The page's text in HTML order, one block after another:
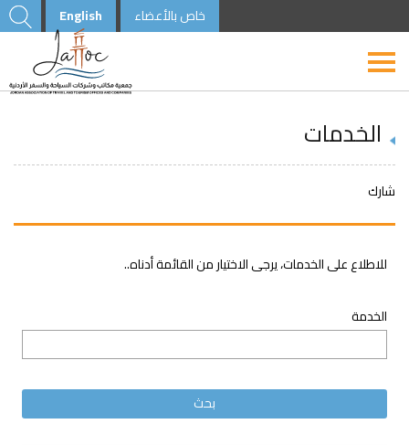
خاص بالأعضاء English
الخدمات
شارك
للاطلاع على الخدمات، يرجى الاختيار من القائمة أدناه..
الخدمة